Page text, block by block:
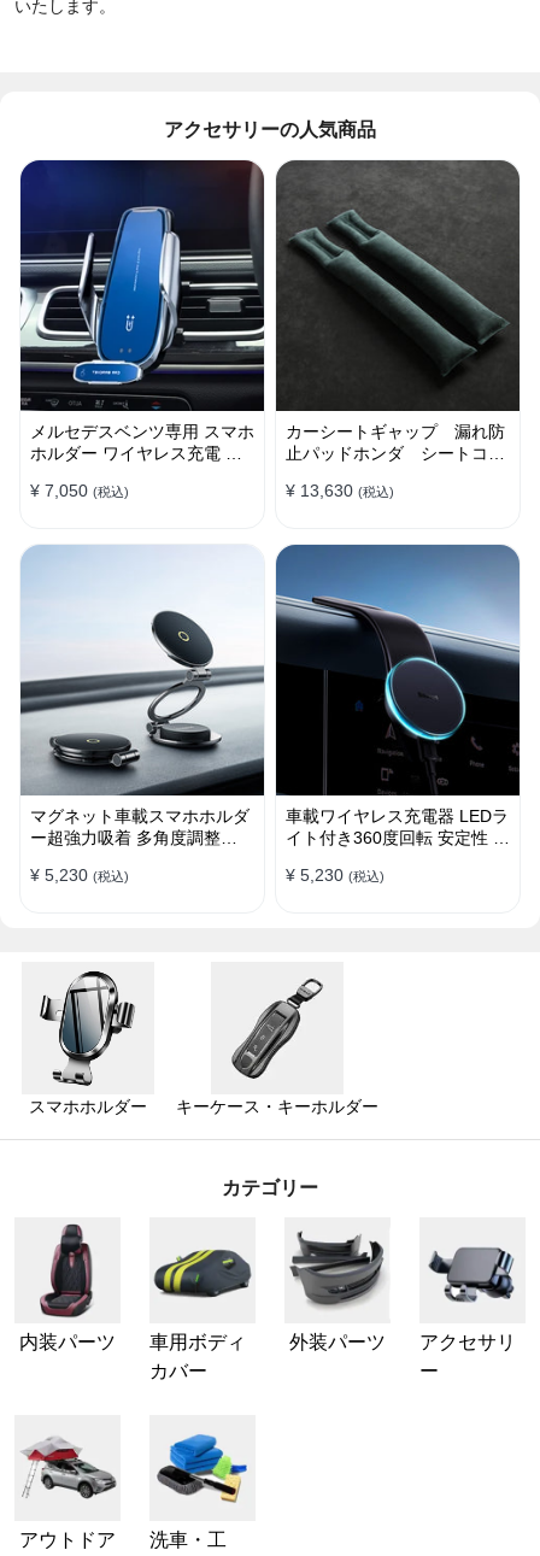
いたします。
アクセサリーの人気商品
メルセデスベンツ専用 スマホ
ホルダー ワイヤレス充電 吹
¥ 7,050 (税込)
カーシートギャップ 漏れ防
止パッドホンダ シートコン
¥ 13,630 (税込)
マグネット車載スマホホルダ
ー超強力吸着 多角度調整
ー 折りたたみ式 片手操作 安
¥ 5,230 (税込)
車載ワイヤレス充電器 LEDラ
イト付き360度回転 安定性 粘
し口式兼用 片手操作 置くだ
¥ 5,230 (税込)
スマホホルダー キーケース・キーホルダー
カテゴリー
内装パーツ
車用ボディ
カバー
外装パーツ
アクセサリ
ー
アウトドア
洗車・工